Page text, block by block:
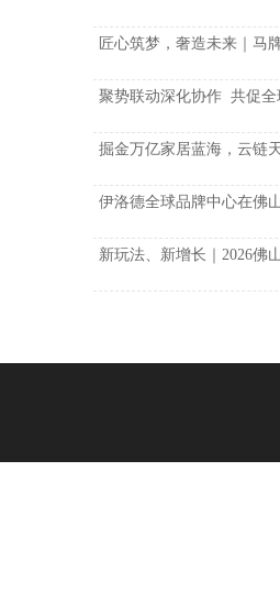
匠心筑梦，奢造未来｜马
聚势联动深化协作 共促全
掘金万亿家居蓝海，云链
伊洛德全球品牌中心在佛
新玩法、新增长｜2026佛